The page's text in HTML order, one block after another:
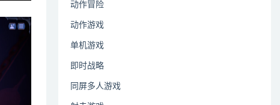
动作冒险
动作游戏
单机游戏
即时战略
同屏多人游戏